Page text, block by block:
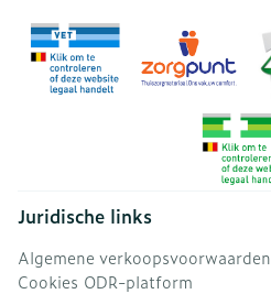
Juridische links
Algemene verkoopsvoorwaarden
Cookies ODR-platform